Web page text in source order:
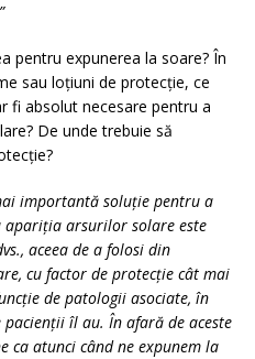
pentru expunerea la soare? În
sau loțiuni de protecție, ce
fi absolut necesare pentru a
De unde trebuie să
importantă soluție pentru a
arsurilor solare este
aceea de a folosi din
cu factor de protecţie cât mai
de patologii asociate, în
îl au. În afară de aceste
ca atunci când ne expunem la